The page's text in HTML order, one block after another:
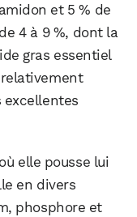
et 5 % de
4 à 9 %, dont la
gras essentiel
excellentes
elle pousse lui
en divers
phosphore et